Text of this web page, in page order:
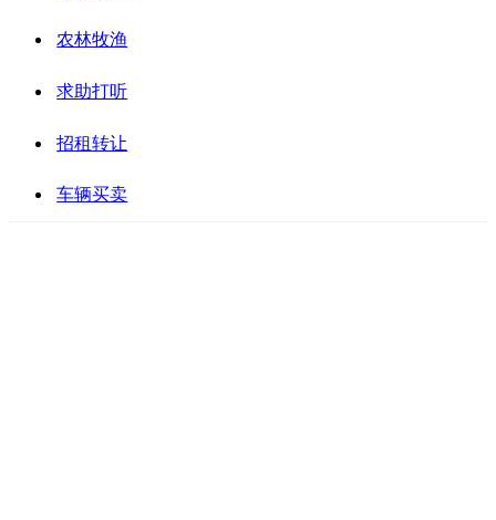
农林牧渔
求助打听
招租转让
车辆买卖